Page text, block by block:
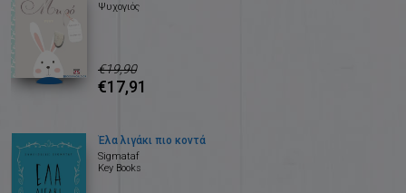
Ψυχογιός
€19,90
€17,91
Έλα λιγάκι πιο κοντά
Sigmataf
Key Books